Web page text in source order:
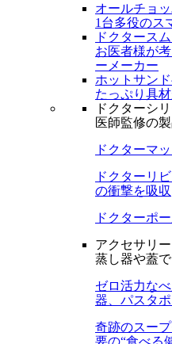
オールチョ
1台多役のス
ドクタース
お医者様が
ーメーカー
ホットサン
たっぷり具
ドクターシ
医師監修の
ドクターマッ
ドクターリ
の衝撃を吸収
ドクターポ
アクセサリー
蒸し器や蓋
ゼロ活力な
器、パスタ
奇跡のスープ
要の“食べる